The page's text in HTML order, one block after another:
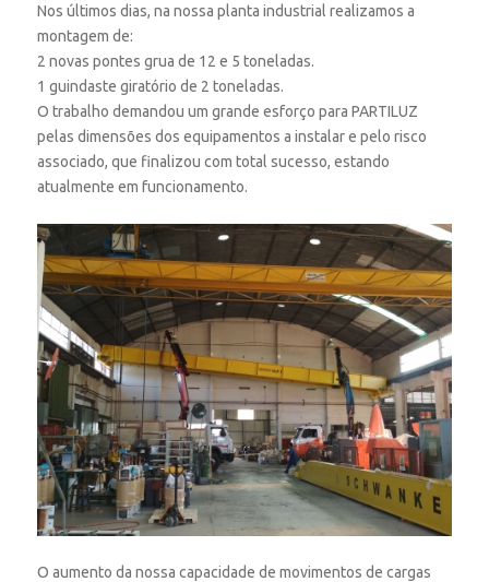
Nos últimos dias, na nossa planta industrial realizamos a
montagem de:
2 novas pontes grua de 12 e 5 toneladas.
1 guindaste giratório de 2 toneladas.
O trabalho demandou um grande esforço para PARTILUZ
pelas dimensões dos equipamentos a instalar e pelo risco
associado, que finalizou com total sucesso, estando
atualmente em funcionamento.
O aumento da nossa capacidade de movimentos de cargas